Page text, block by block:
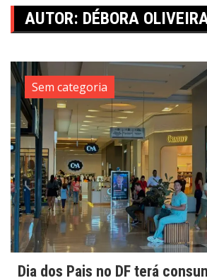
AUTOR: DÉBORA
Sem categoria
Dia dos Pais no DF terá